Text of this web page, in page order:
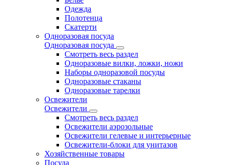
Одежда
Полотенца
Скатерти
Одноразовая посуда
Одноразовая посуда
Смотреть весь раздел
Одноразовые вилки, ложки, ножи
Наборы одноразовой посуды
Одноразовые стаканы
Одноразовые тарелки
Освежители
Освежители
Смотреть весь раздел
Освежители аэрозольные
Освежители гелевые и интерьерные
Освежители-блоки для унитазов
Хозяйственные товары
Посуда